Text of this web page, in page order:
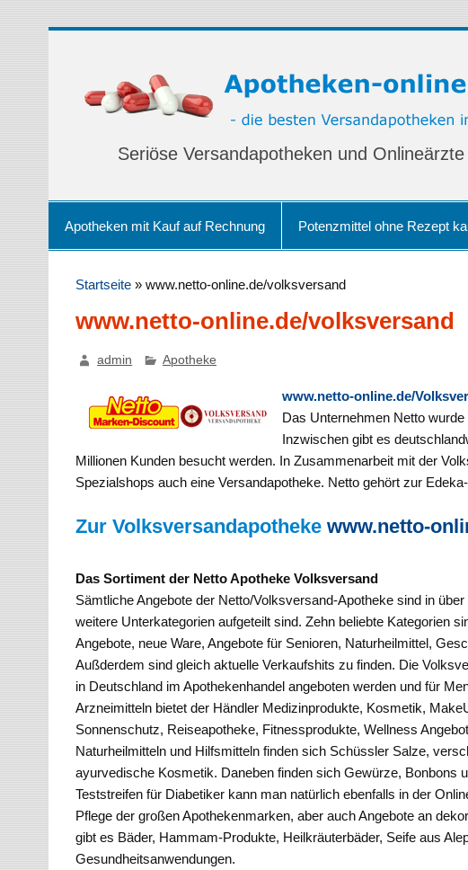
Seriöse Versandapotheken und
Apotheken mit Kauf auf Rechnung Potenzmittel ohne Rezept
Startseite »www.netto-online.de/volksversand
www.netto-online.de/volksversand
admin Apotheke
www.netto-online.de/
Das Unternehmen Netto
Inzwischen gibt es
Millionen Kunden besucht werden. In Zusammenarbeit mit der
Spezialshops auch eine Versandapotheke. Netto gehört zur
Zur Volksversandapothekewww.netto-
Das Sortiment der Netto Apotheke Volksversand
Sämtliche Angebote der Netto/Volksversand-Apotheke sind in
weitere Unterkategorien aufgeteilt sind. Zehn beliebte Kategorien
Angebote, neue Ware, Angebote für Senioren, Naturheilmittel,
Außderdem sind gleich aktuelle Verkaufshits zu finden. Die
in Deutschland im Apothekenhandel angeboten werden und für
Arzneimitteln bietet der Händler Medizinprodukte, Kosmetik,
Sonnenschutz, Reiseapotheke, Fitnessprodukte, Wellness
Naturheilmitteln und Hilfsmitteln finden sich Schüssler Salze,
ayurvedische Kosmetik. Daneben finden sich Gewürze, Bonbons
Teststreifen für Diabetiker kann man natürlich ebenfalls in der
Pflege der großen Apothekenmarken, aber auch Angebote an
gibt es Bäder, Hammam-Produkte, Heilkräuterbäder, Seife aus
Gesundheitsanwendungen.